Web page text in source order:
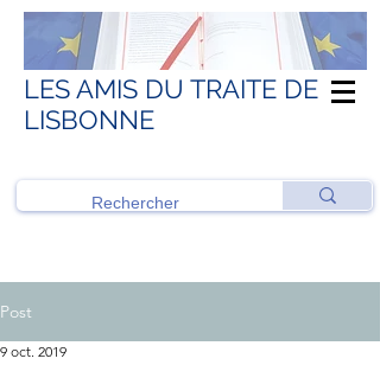
LES AMIS DU TRAITE DE
LISBONNE
Post
9 oct. 2019